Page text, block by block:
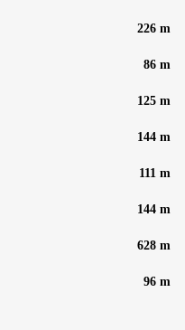
226 m
86 m
125 m
144 m
111 m
144 m
628 m
96 m